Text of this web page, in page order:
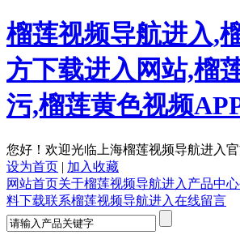
榴莲视频导航进入,
方下载进入网站,榴
污,榴莲黄色视频
您好！欢迎光临上海榴莲视频导航进入官方
设为首页 | 加入收藏
网站首页关于榴莲视频导航进入 产品中心
料下载联系榴莲视频导航进入在线留言